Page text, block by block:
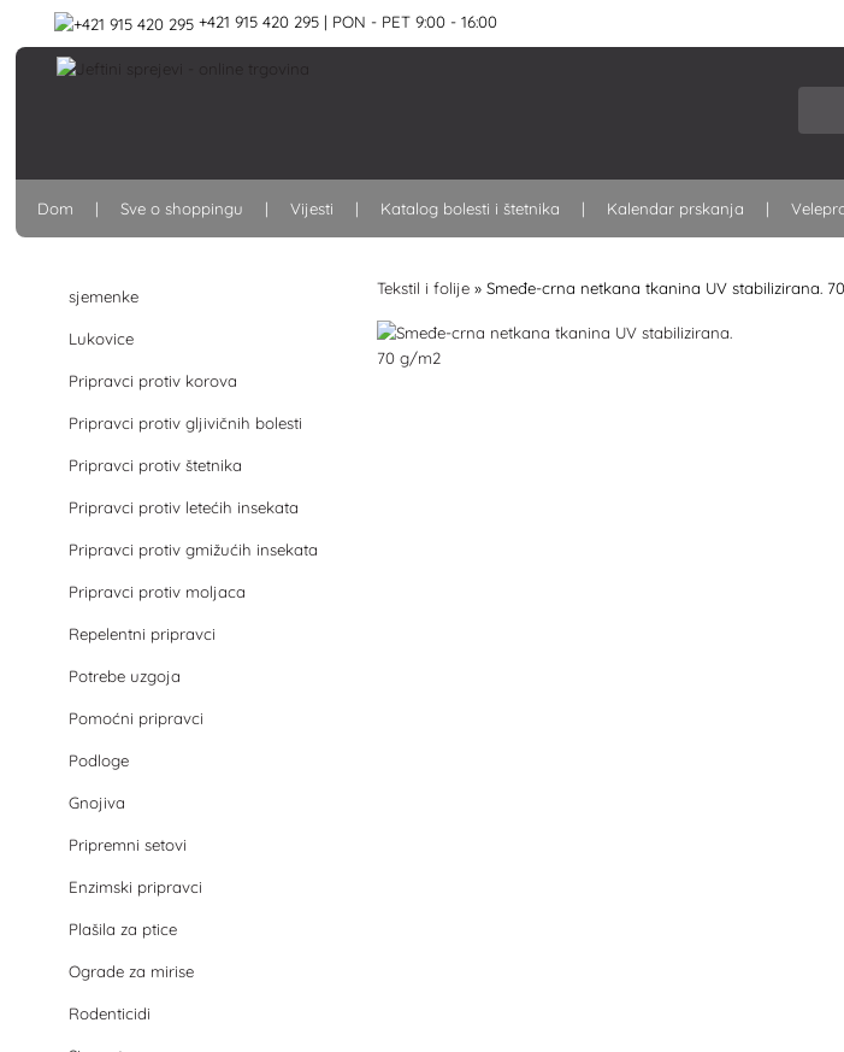
+421 915 420 295 | PON - PET 9:00 - 16:00
Dom Sve o shoppingu Vijesti Katalog bolesti i štetnika Kalendar prskanja
sjemenke
Lukovice
Pripravci protiv korova
Pripravci protiv gljivičnih bolesti
Pripravci protiv štetnika
Pripravci protiv letećih insekata
Pripravci protiv gmižućih insekata
Pripravci protiv moljaca
Repelentni pripravci
Potrebe uzgoja
Pomoćni pripravci
Podloge
Gnojiva
Pripremni setovi
Enzimski pripravci
Plašila za ptice
Ograde za mirise
Rodenticidi
Tekstil i folije »Smeđe-crna netkana tkanina UV stabilizirana.